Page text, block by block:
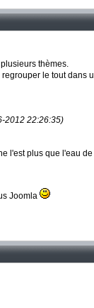
thèmes.
le tout dans
2012 22:26:35)
l'est plus que l'eau
Joomla